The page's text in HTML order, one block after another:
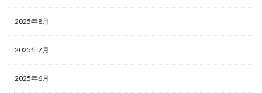
2025年8月
2025年7月
2025年6月